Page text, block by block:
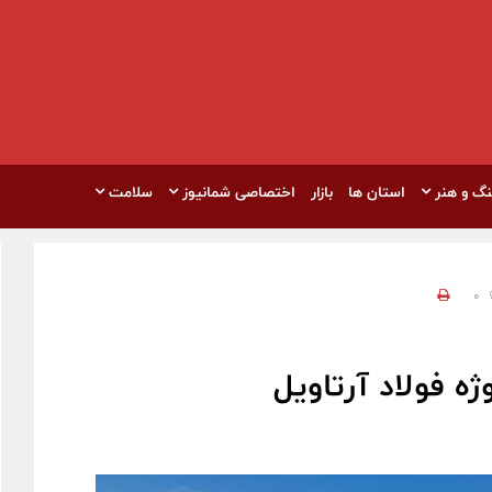
و هنر استان ها بازار اختصاصی شمانیوز سلامت
0
فولاد آرتاویل